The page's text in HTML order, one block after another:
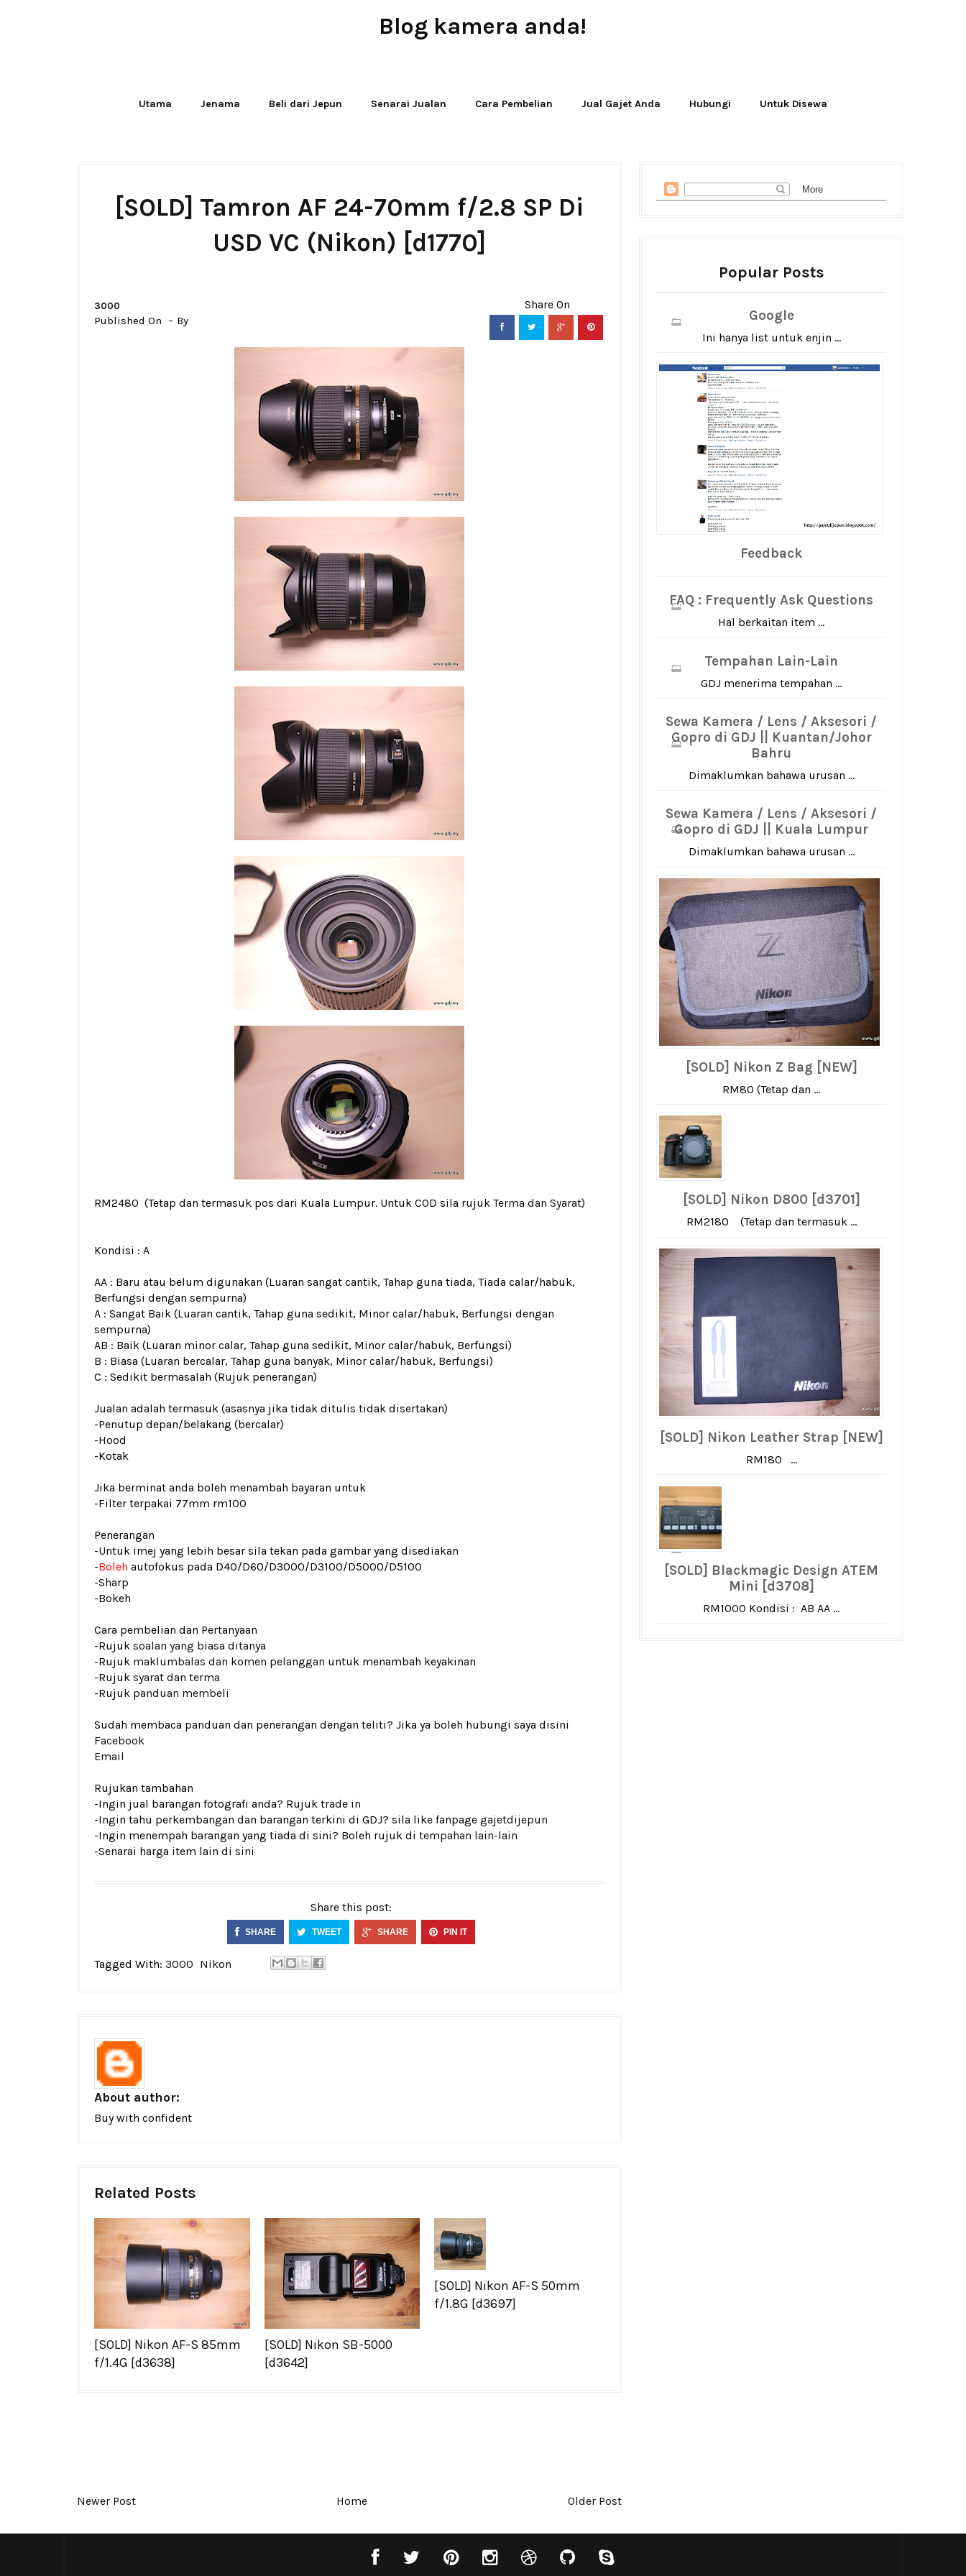
Blog kamera anda!
Utama Jenama Beli dari Jepun Senarai Jualan Cara Pembelian Jual Gajet Anda Hubungi Untuk Disewa
[SOLD] Tamron AF 24-70mm f/2.8 SP Di
USD VC (Nikon) [d1770]
3000
Published On By
RM2480 (Tetap dan termasuk pos dari Kuala Lumpur. Untuk COD sila rujuk Terma dan Syarat)
Kondisi : A
AA : Baru atau belum digunakan (Luaran sangat cantik, Tahap guna tiada, Tiada calar/habuk,
Berfungsi dengan sempurna)
A : Sangat Baik (Luaran cantik, Tahap guna sedikit, Minor calar/habuk, Berfungsi dengan
sempurna)
AB : Baik (Luaran minor calar, Tahap guna sedikit, Minor calar/habuk, Berfungsi)
B : Biasa (Luaran bercalar, Tahap guna banyak, Minor calar/habuk, Berfungsi)
C : Sedikit bermasalah (Rujuk penerangan)
Jualan adalah termasuk (asasnya jika tidak ditulis tidak disertakan)
-Penutup depan/belakang (bercalar)
-Hood
-Kotak
Jika berminat anda boleh menambah bayaran untuk
-Filter terpakai 77mm rm100
Penerangan
-Untuk imej yang lebih besar sila tekan pada gambar yang disediakan
-Boleh autofokus pada D40/D60/D3000/D3100/D5000/D5100
-Sharp
-Bokeh
Cara pembelian dan Pertanyaan
-Rujuk soalan yang biasa ditanya
-Rujuk maklumbalas dan komen pelanggan untuk menambah keyakinan
-Rujuk syarat dan terma
-Rujuk panduan membeli
Sudah membaca panduan dan penerangan dengan teliti? Jika ya boleh hubungi saya disini
Facebook
Email
Rujukan tambahan
-Ingin jual barangan fotografi anda? Rujuk trade in
-Ingin tahu perkembangan dan barangan terkini di GDJ? sila like fanpage gajetdijepun
-Ingin menempah barangan yang tiada di sini? Boleh rujuk di tempahan lain-lain
-Senarai harga item lain di sini
Share this post:
SHARE TWEET SHARE PIN IT
Tagged With: 3000 Nikon
About author:
Buy with confident
Related Posts
[SOLD] Nikon AF-S 85mm
f/1.4G [d3638]
[SOLD] Nikon SB-5000
[d3642]
[SOLD] Nikon AF-S 50mm
f/1.8G [d3697]
Newer Post Home Older Post
Popular Posts
Google
Ini hanya list untuk enjin ...
Feedback
FAQ : Frequently Ask Questions
Hal berkaitan item ...
Tempahan Lain-Lain
GDJ menerima tempahan ...
Sewa Kamera / Lens / Aksesori /
Gopro di GDJ || Kuantan/Johor
Bahru
Dimaklumkan bahawa urusan ...
Sewa Kamera / Lens / Aksesori /
Gopro di GDJ || Kuala Lumpur
Dimaklumkan bahawa urusan ...
[SOLD] Nikon Z Bag [NEW]
RM80 (Tetap dan ...
[SOLD] Nikon D800 [d3701]
RM2180 (Tetap dan termasuk ...
[SOLD] Nikon Leather Strap [NEW]
RM180 ...
[SOLD] Blackmagic Design ATEM
Mini [d3708]
RM1000 Kondisi : AB AA ...